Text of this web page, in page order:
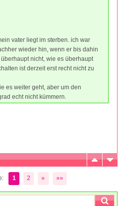
vater liegt im sterben. ich war
wieder hin, wenn er bis dahin
nicht, wie es überhaupt
ist derzeit erst recht nicht zu
es weiter geht, aber um den
echt nicht kümmern.
1 2 » »»